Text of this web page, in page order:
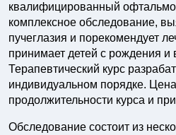
квалифицированный
комплексное обследование,
пучеглазия и порекомендует
принимает детей с рождения и
Терапевтический курс
индивидуальном порядке.
продолжительности курса и
Обследование состоит из